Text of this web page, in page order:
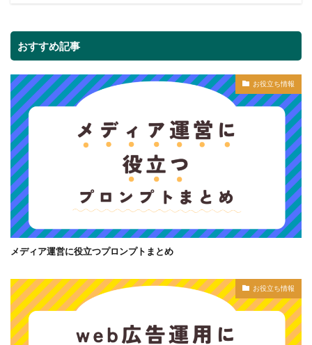
おすすめ記事
お役立ち情報
メディア運営に役立つプロンプトまとめ
お役立ち情報